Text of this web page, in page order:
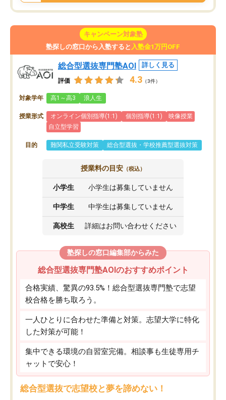
キャンペーン対象塾
塾探しの窓口から入塾すると 入塾金1万円OFF
総合型選抜専門塾AOI 詳しく見る
評価 4.3 （3件）
対象学年 高1～高3 浪人生
授業形式 オンライン個別指導(1:1) 個別指導(1:1)
映像授業
自立型学習
目的 難関私立受験対策 総合型選抜・学校推薦型選抜対策
授業料の目安 （税込）
小学生 小学生は募集していません
中学生 中学生は募集していません
高校生 詳細はお問い合わせください
塾探しの窓口編集部からみた
総合型選抜専門塾AOIのおすすめポイント
合格実績、驚異の93.5%！総合型選抜専門塾で志望
校合格を勝ち取ろう。
一人ひとりに合わせた準備と対策。志望大学に特化
した対策が可能！
集中できる環境の自習室完備。相談事も生徒専用チ
ャットで安心！
総合型選抜で志望校と夢を諦めない！